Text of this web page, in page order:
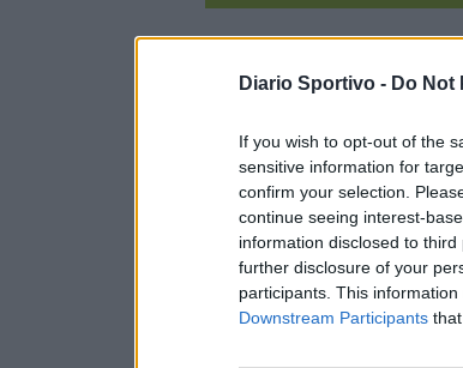
Diario Sportivo - Do Not
If you wish to opt-out of the
sensitive information for
confirm your selection.
continue seeing interest-
information disclosed to
further disclosure of your
participants. This
Downstream Participants